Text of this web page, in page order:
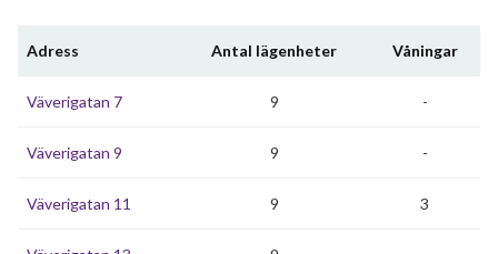
Adress Antal lägenheter Våningar
Väverigatan 7 9 -
Väverigatan 9 9 -
Väverigatan 11 9 3